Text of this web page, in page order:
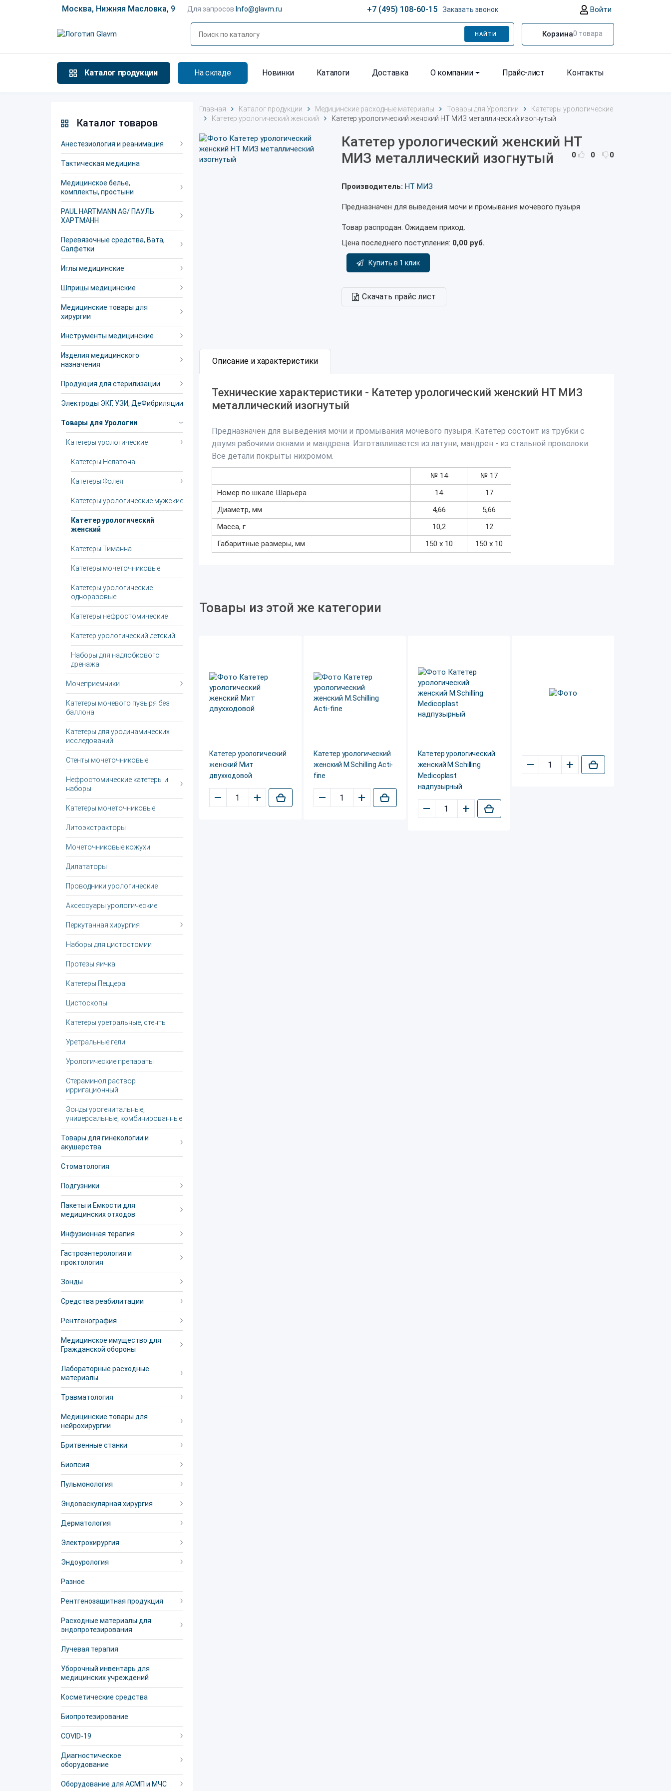
Москва, Нижняя Масловка, 9 Для запросов Info@glavm.ru +7 (495) 108-60-15 Заказать звонок Войти
НАЙТИ Корзина0 товара
Каталог продукции На складе Новинки Каталоги Доставка О компании Прайс-лист Контакты
Каталог товаров
Анестезиология и реанимация
Тактическая медицина
Медицинское белье,
комплекты, простыни
PAUL HARTMANN AG/ ПАУЛЬ
ХАРТМАНН
Перевязочные средства, Вата,
Салфетки
Иглы медицинские
Шприцы медицинские
Медицинские товары для
хирургии
Инструменты медицинские
Изделия медицинского
назначения
Продукция для стерилизации
Электроды ЭКГ, УЗИ, ДеФибриляции
Товары для Урологии
Катетеры урологические
Катетеры Нелатона
Катетеры Фолея
Катетеры урологические мужские
Катетер урологический
женский
Катетеры Тиманна
Катетеры мочеточниковые
Катетеры урологические
одноразовые
Катетеры нефростомические
Катетер урологический детский
Наборы для надлобкового
дренажа
Мочеприемники
Катетеры мочевого пузыря без
баллона
Катетеры для уродинамических
исследований
Стенты мочеточниковые
Нефростомические катетеры и
наборы
Катетеры мочеточниковые
Литоэкстракторы
Мочеточниковые кожухи
Дилататоры
Проводники урологические
Аксессуары урологические
Перкутанная хирургия
Наборы для цистостомии
Протезы яичка
Катетеры Пеццера
Цистоскопы
Катетеры уретральные, стенты
Уретральные гели
Урологические препараты
Стераминол раствор
ирригационный
Зонды урогенитальные,
универсальные, комбинированные
Товары для гинекологии и
акушерства
Стоматология
Подгузники
Пакеты и Емкости для
медицинских отходов
Инфузионная терапия
Гастроэнтерология и
проктология
Зонды
Средства реабилитации
Рентгенография
Медицинское имущество для
Гражданской обороны
Лабораторные расходные
материалы
Травматология
Медицинские товары для
нейрохирургии
Бритвенные станки
Биопсия
Пульмонология
Эндоваскулярная хирургия
Дерматология
Электрохирургия
Эндоурология
Разное
Рентгенозащитная продукция
Расходные материалы для
эндопротезирования
Лучевая терапия
Уборочный инвентарь для
медицинских учреждений
Косметические средства
Биопротезирование
COVID-19
Диагностическое
оборудование
Оборудование для АСМП и МЧС
Главная Каталог продукции Медицинские расходные материалы Товары для Урологии
Катетеры урологические
Катетер урологический женский
Катетер урологический женский НТ МИЗ металлический изогнутый
Катетер урологический женский НТ
МИЗ металлический изогнутый
0 0 0
Производитель: НТ МИЗ
Предназначен для выведения мочи и промывания мочевого пузыря
Товар распродан. Ожидаем приход.
Цена последнего поступления: 0,00 руб.
Купить в 1 клик
Скачать прайс лист
Описание и характеристики
Технические характеристики - Катетер урологический женский НТ МИЗ
металлический изогнутый
Предназначен для выведения мочи и промывания мочевого пузыря. Катетер состоит из трубки с
двумя рабочими окнами и мандрена. Изготавливается из латуни, мандрен - из стальной проволоки.
Все детали покрыты нихромом.
№ 14
№ 17
Номер по шкале Шарьера
14
17
Диаметр, мм
4,66
5,66
Масса, г
10,2
12
Габаритные размеры, мм
150 х 10 150 х 10
Товары из этой же категории
Катетер урологический
женский Мит
двухходовой
– +
Катетер урологический
женский M.Schilling Acti-
fine
– +
Катетер урологический
женский M.Schilling
Medicoplast
надпузырный
– +
– +